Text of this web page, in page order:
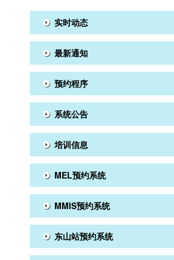
实时动态
最新通知
预约程序
系统公告
培训信息
MEL预约系统
MMIS预约系统
东山站预约系统